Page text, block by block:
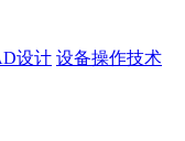
设计 设备操作技术